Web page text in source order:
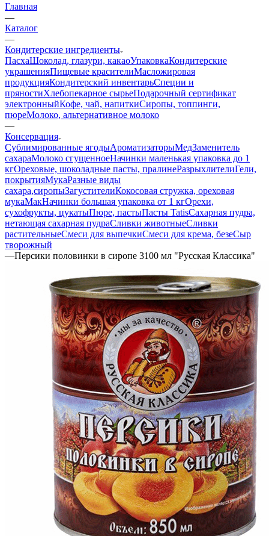
Главная
—
Каталог
—
Кондитерские ингредиенты
ПасхаШоколад, глазури, какаоУпаковкаКондитерские
украшенияПищевые красителиМасложировая
продукцияКондитерский инвентарьСпеции и
пряностиХлебопекарное сырьеПодарочный сертификат
электронныйКофе, чай, напиткиСиропы, топпинги,
пюреМолоко, альтернативное молоко
—
Консервация
Сублимированные ягодыАроматизаторыМедЗаменитель
сахараМолоко сгущенноеНачинки маленькая упаковка до 1
кгОреховые, шоколадные пасты, пралинеРазрыхлителиГели,
покрытияМукаРазные виды
сахара,сиропыЗагустителиКокосовая стружка, ореховая
мукаМакНачинки большая упаковка от 1 кгОрехи,
сухофрукты, цукатыПюре, пастыПасты TatisСахарная пудра,
нетающая сахарная пудраСливки животныеСливки
растительныеСмеси для выпечкиСмеси для крема, безеСыр
творожный
—Персики половинки в сиропе 3100 мл "Русская Классика"